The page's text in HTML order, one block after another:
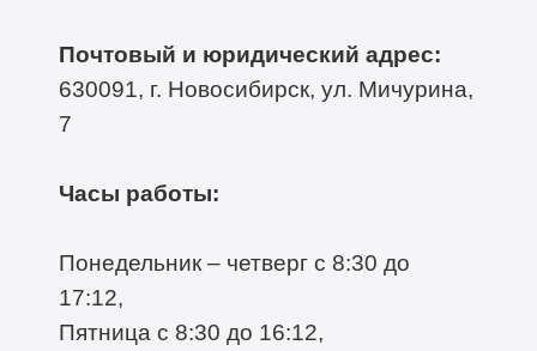
Почтовый и юридический адрес:
630091, г. Новосибирск, ул. Мичурина,
7
Часы работы:
Понедельник – четверг с 8:30 до
17:12,
Пятница с 8:30 до 16:12,